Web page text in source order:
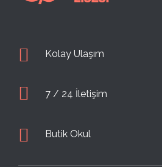
Kolay Ulaşım
7 / 24 İletişim
Butik Okul